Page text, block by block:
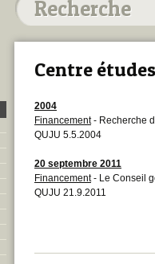
Centre
2004
Financement- Recherche
QUJU 5.5.2004
20 septembre 2011
Financement- Le Conseil
QUJU 21.9.2011